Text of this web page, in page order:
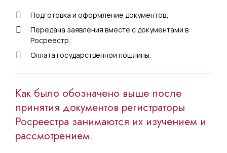
Подготовка и оформление документов;
Передача заявления вместе с документами в
Росреестр;
Оплата государственной пошлины.
Как было обозначено выше после
принятия документов регистраторы
Росреестра занимаются их изучением и
рассмотрением.